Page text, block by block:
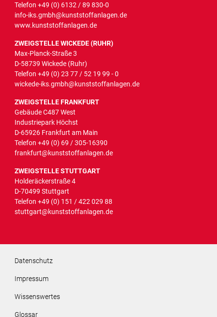
Telefon +49 (0) 6132 / 89 830-0
info-iks.gmbh@kunststoffanlagen.de
www.kunststoffanlagen.de
ZWEIGSTELLE WICKEDE (RUHR)
Max-Planck-Straße 3
D-58739 Wickede (Ruhr)
Telefon +49 (0) 23 77 / 52 19 99 - 0
wickede-iks.gmbh@kunststoffanlagen.de
ZWEIGSTELLE FRANKFURT
Gebäude C487 West
Industriepark Höchst
D-65926 Frankfurt am Main
Telefon +49 (0) 69 / 305-16390
frankfurt@kunststoffanlagen.de
ZWEIGSTELLE STUTTGART
Holderäckerstraße 4
D-70499 Stuttgart
Telefon +49 (0) 151 / 422 029 88
stuttgart@kunststoffanlagen.de
Navigation überspringen
Datenschutz
Impressum
Wissenswertes
Glossar